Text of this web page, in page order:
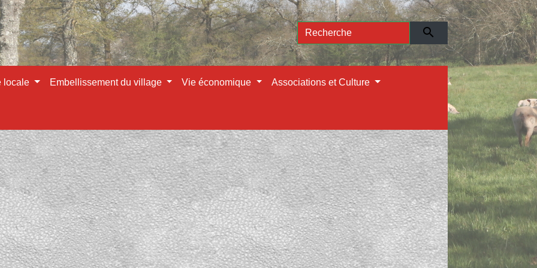
search
locale Embellissement du village Vie économique Associations et Culture